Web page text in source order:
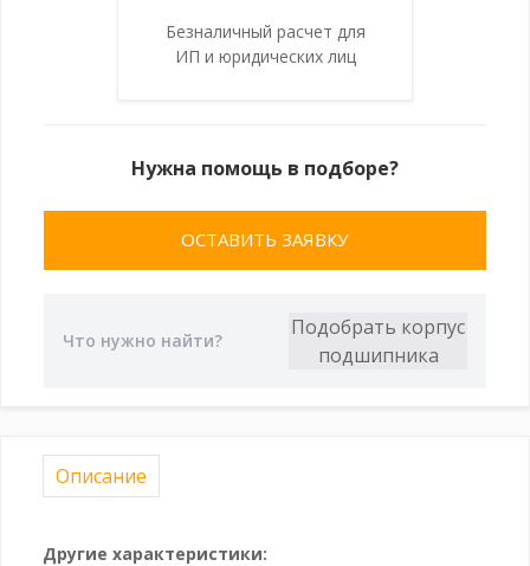
Безналичный расчет для
ИП и юридических лиц
Нужна помощь в подборе?
ОСТАВИТЬ ЗАЯВКУ
Описание
Другие характеристики: